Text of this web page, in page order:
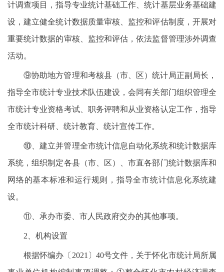
计调查项目，指导专业统计基础工作、统计基层业务基础建
设，建立健全统计数据质量审核、监控和评估制度，开展对
重要统计数据的审核、监控和评估，依法监督管理涉外调查
活动。
⑨协助地方管理和考核县（市、区）统计局正副局长，
指导全市统计专业技术队伍建设，会同有关部门组织管理全
市统计专业资格考试、职务评聘和从业资格认定工作，指导
全市统计科研、统计教育、统计宣传工作。
⑩、建立并管理全市统计信息自动化系统和统计数据库
系统，组织制定各县（市、区）、市直各部门统计数据库和
网络的基本标准和运行规则，指导全市统计信息化系统建
设。
⑪、承办市委、市人民政府交办的其他事项。
2、机构设置
根据怀编办〔2021〕40号文件，关于怀化市统计局所属